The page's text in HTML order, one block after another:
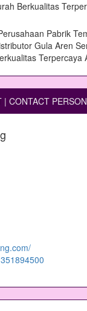
| CONTACT PERSON